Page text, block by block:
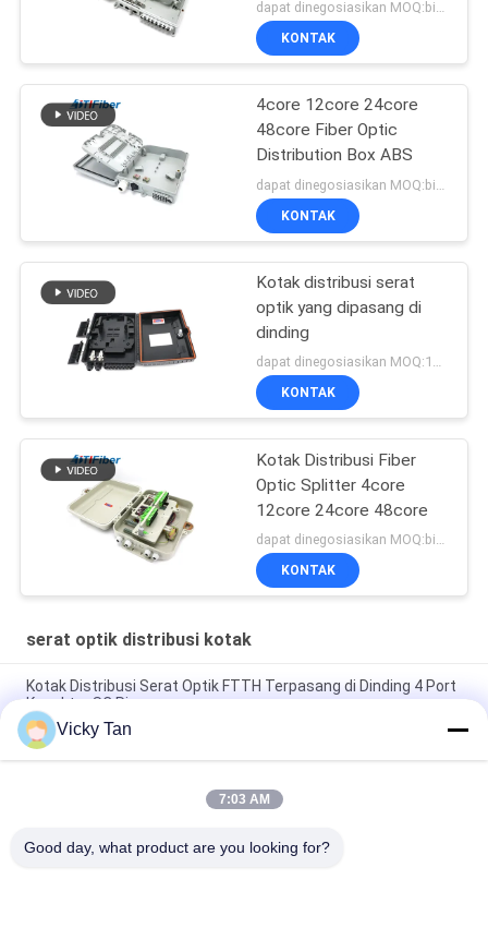
KONTAK
4core 12core 24core
48core Fiber Optic
Distribution Box ABS
KONTAK
Kotak distribusi serat
optik yang dipasang di
dinding
dapat dinegosiasikan MOQ:1000
KONTAK
Kotak Distribusi Fiber
Optic Splitter 4core
12core 24core 48core
dapat dinegosiasikan MOQ:bisa dinegosiasikan
KONTAK
serat optik distribusi kotak
Kotak Distribusi Serat Optik FTTH Terpasang di Dinding 4 Port
Konektor SC Ringan
Kotak Pemutusan Serat Optik Kelas IP65 Penggunaan Ftth
Luar Ruangan
Kotak Distribusi Bahan ABS Serat Optik FTTH Indoor Luar SC
Vicky Tan
7:03 AM
Good day, what product are you looking for?